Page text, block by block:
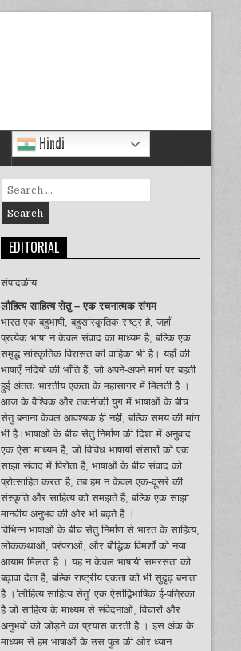
Hindi
Search
for:
EDITORIAL
संपादकीय
लौहित्य साहित्य सेतु – एक रचनात्मक संगम
भारत एक बहुभाषी, बहुसांस्कृतिक राष्ट्र है, जहाँ
प्रत्येक भाषा न केवल संवाद का माध्यम है, बल्कि एक
समृद्ध सांस्कृतिक विरासत की वाहिका भी है। यहाँ की
भाषाएँ नदियों की भाँति हैं, जो अपने-अपने मार्ग पर बहती
हुई अंततः भारतीय एकता के महासागर में मिलती है ।
आज के वैश्विक और तकनीकी युग में भाषाओं के बीच
सेतु बनाना केवल आवश्यक ही नहीं, बल्कि समय की मांग
भी है।भाषाओं के बीच सेतु निर्माण की दिशा में अनुवाद
एक ऐसा माध्यम है, जो विविध भाषायी संसारों को एक
साझा संवाद में पिरोता है, भाषाओं के बीच संवाद को
प्रोत्साहित करता है, तब हम न केवल एक-दूसरे की
संस्कृति और साहित्य को समझते हैं, बल्कि एक साझा
मानवीय अनुभव की ओर भी बढ़ते हैं ।
विभिन्न भाषाओं के बीच सेतु निर्माण से भारत के साहित्य,
लोककथाओं, परंपराओं, और बौद्धिक विमर्शों को नया
आयाम मिलता है । यह न केवल भाषायी समरसता को
बढ़ावा देता है, बल्कि राष्ट्रीय एकता को भी सुदृढ़ बनाता
है ।‘लौहित्य साहित्य सेतु’ एक ऐसीद्विभाषिक ई-पत्रिका
है जो साहित्य के माध्यम से संवेदनाओं, विचारों और
अनुभवों को जोड़ने का प्रयास करती है । इस अंक के
माध्यम से हम भाषाओं के उस पुल की ओर ध्यान